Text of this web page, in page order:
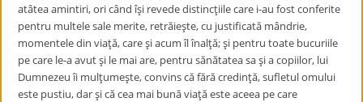
atâtea amintiri, ori când îşi revede distincţiile care i-au fost conferite
pentru multele sale merite, retrăieşte, cu justificată mândrie,
momentele din viaţă, care şi acum îl înalţă; şi pentru toate bucuriile
pe care le-a avut şi le mai are, pentru sănătatea sa şi a copiilor, lui
Dumnezeu îi mulţumeşte, convins că fără credinţă, sufletul omului
este pustiu, dar şi că cea mai bună viaţă este aceea pe care